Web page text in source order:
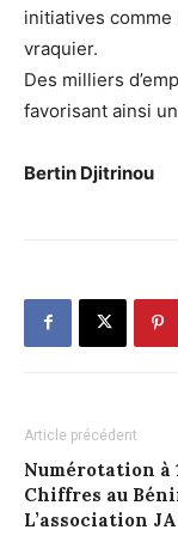
initiatives comme
vraquier.
Des milliers
favorisant ainsi
Bertin Djitrinou
Article précédent
Numérotation à
Chiffres au
L’association